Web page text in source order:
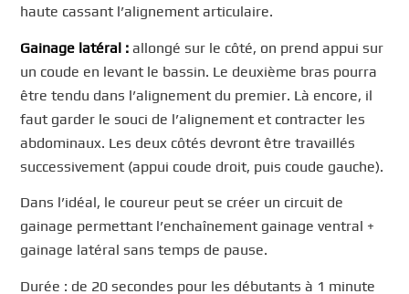
haute cassant l’alignement articulaire.
Gainage latéral :allongé sur le côté, on prend appui sur
un coude en levant le bassin. Le deuxième bras pourra
être tendu dans l’alignement du premier. Là encore, il
faut garder le souci de l’alignement et contracter les
abdominaux. Les deux côtés devront être travaillés
successivement (appui coude droit, puis coude gauche).
Dans l’idéal, le coureur peut se créer un circuit de
gainage permettant l’enchaînement gainage ventral +
gainage latéral sans temps de pause.
Durée : de 20 secondes pour les débutants à 1 minute